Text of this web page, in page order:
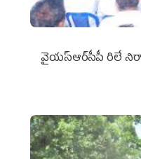
వైయ‌స్ఆర్‌సీపీ రిలే